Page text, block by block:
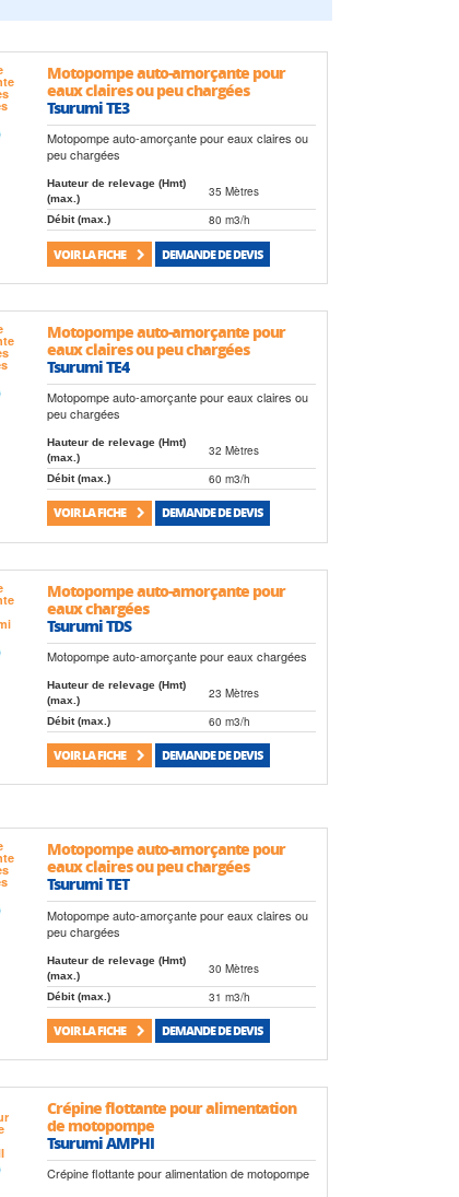
Motopompe auto-amorçante pour
eaux claires ou peu chargées
Tsurumi TE3
Motopompe auto-amorçante pour eaux claires ou
peu chargées
Hauteur de relevage (Hmt)
(max.)
35 Mètres
Débit (max.) 80 m3/h
VOIR LA FICHE DEMANDE DE DEVIS
Motopompe auto-amorçante pour
eaux claires ou peu chargées
Tsurumi TE4
Motopompe auto-amorçante pour eaux claires ou
peu chargées
Hauteur de relevage (Hmt)
(max.)
32 Mètres
Débit (max.) 60 m3/h
VOIR LA FICHE DEMANDE DE DEVIS
Motopompe auto-amorçante pour
eaux chargées
Tsurumi TDS
Motopompe auto-amorçante pour eaux chargées
Hauteur de relevage (Hmt)
(max.)
23 Mètres
Débit (max.) 60 m3/h
VOIR LA FICHE DEMANDE DE DEVIS
Motopompe auto-amorçante pour
eaux claires ou peu chargées
Tsurumi TET
Motopompe auto-amorçante pour eaux claires ou
peu chargées
Hauteur de relevage (Hmt)
(max.)
30 Mètres
Débit (max.) 31 m3/h
VOIR LA FICHE DEMANDE DE DEVIS
Crépine flottante pour alimentation
de motopompe
Tsurumi AMPHI
Crépine flottante pour alimentation de motopompe